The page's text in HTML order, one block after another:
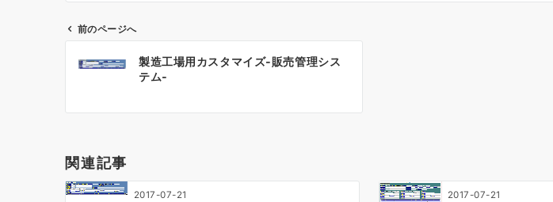
ビ
シ
ョ
前のページへ
製造工場用カスタマイズ-販売管理シス
テム-
関連記事
2017-07-21 2017-07-21